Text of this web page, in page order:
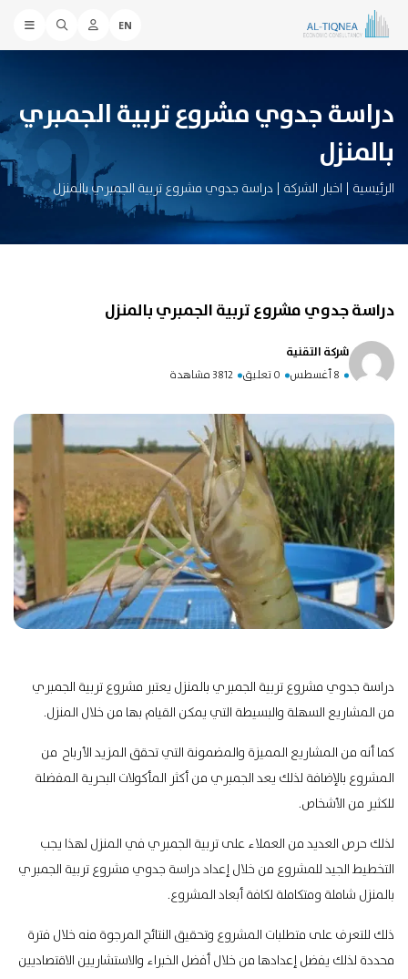
EN
دراسة جدوي مشروع تربية الجمبري
بالمنزل
الرئيسية | اخبار الشركة | دراسة جدوي مشروع تربية الجمبري بالمنزل
دراسة جدوي مشروع تربية الجمبري بالمنزل
شركة التقنية
8 أغسطس 0 تعليق 3812 مشاهدة
دراسة جدوي مشروع تربية الجمبري بالمنزل يعتبر مشروع تربية الجمبري
من المشاريع السهلة والبسيطة التي يمكن القيام بها من خلال المنزل.
كما أنه من المشاريع المميزة والمضمونة التي تحقق المزيد الأرباح من
المشروع بالإضافة لذلك يعد الجمبري من أكثر المأكولات البحرية المفضلة
للكثير من الأشخاص.
لذلك حرص العديد من العملاء على تربية الجمبري في المنزل لهذا يجب
التخطيط الجيد للمشروع من خلال إعداد دراسة جدوي مشروع تربية الجمبري
بالمنزل شاملة ومتكاملة لكافة أبعاد المشروع.
ذلك للتعرف على متطلبات المشروع وتحقيق النتائج المرجوة منه خلال فترة
محددة لذلك يفضل إعدادها من خلالأفضل الخبراء والاستشاريين الاقتصاديين